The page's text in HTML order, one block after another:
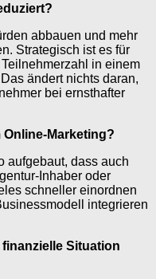
abbauen und mehr
Strategisch ist es für
in einem
ändert nichts daran,
bei ernsthafter
Marketing?
aufgebaut, dass auch
Inhaber oder
schneller einordnen
integrieren
Situation